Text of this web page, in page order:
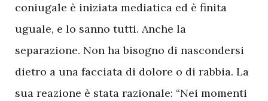
coniugale è iniziata mediatica ed è finita
uguale, e lo sanno tutti. Anche la
separazione. Non ha bisogno di nascondersi
dietro a una facciata di dolore o di rabbia. La
sua reazione è stata razionale: “Nei momenti